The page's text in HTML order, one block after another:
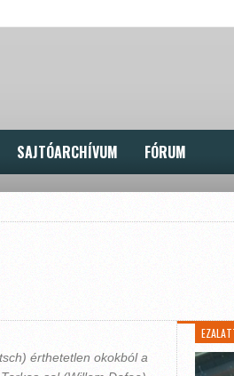
SAJTÓARCHÍVUM FÓRUM
érthetetlen okokból a